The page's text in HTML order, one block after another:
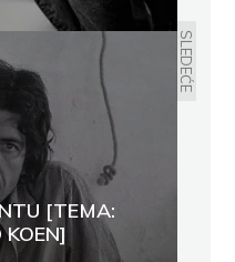
SLEDEĆE
[TEMA:
KOEN]